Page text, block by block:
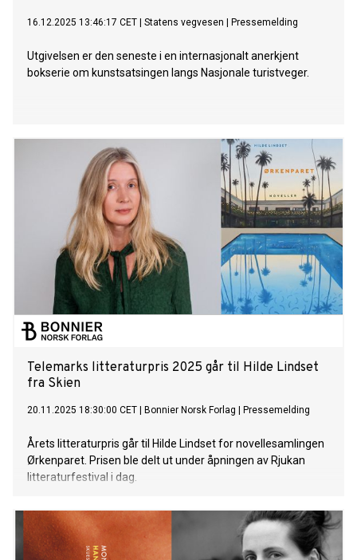
16.12.2025 13:46:17 CET Statens vegvesen Pressemelding
Utgivelsen er den seneste i en internasjonalt anerkjent
bokserie om kunstsatsingen langs Nasjonale turistveger.
Telemarks litteraturpris 2025 går til Hilde Lindset
fra Skien
20.11.2025 18:30:00 CET Bonnier Norsk Forlag Pressemelding
Årets litteraturpris går til Hilde Lindset for novellesamlingen
Ørkenparet. Prisen ble delt ut under åpningen av Rjukan
litteraturfestival i dag.